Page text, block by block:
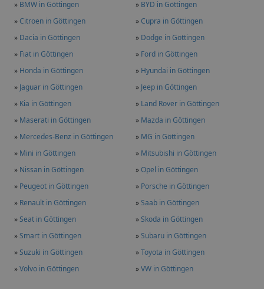
» BMW in Göttingen » BYD in Göttingen
»Citroen in Göttingen »Cupra in Göttingen
» Dacia in Göttingen » Dodge in Göttingen
» Fiat in Göttingen » Ford in Göttingen
» Honda in Göttingen » Hyundai in Göttingen
» Jaguar in Göttingen » Jeep in Göttingen
» Kia in Göttingen » Land Rover in Göttingen
» Maserati in Göttingen » Mazda in Göttingen
» Mercedes-Benz in Göttingen » MG in Göttingen
» Mini in Göttingen » Mitsubishi in Göttingen
» Nissan in Göttingen »Opel in Göttingen
» Peugeot in Göttingen » Porsche in Göttingen
» Renault in Göttingen »Saab in Göttingen
»Seat in Göttingen »Skoda in Göttingen
»Smart in Göttingen »Subaru in Göttingen
»Suzuki in Göttingen »Toyota in Göttingen
»Volvo in Göttingen »VW in Göttingen